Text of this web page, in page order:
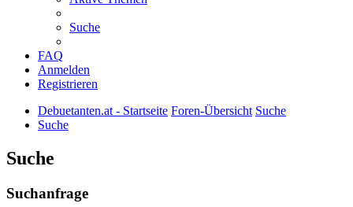
Suche
FAQ
Anmelden
Registrieren
Debuetanten.at - Startseite Foren-Übersicht Suche
Suche
Suche
Suchanfrage